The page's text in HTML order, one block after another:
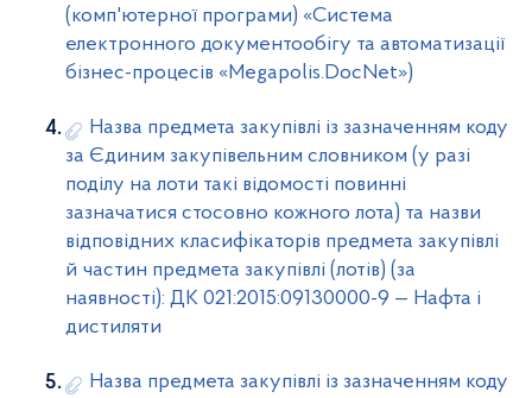
(комп'ютерної програми) «Система
електронного документообігу та автоматизації
бізнес-процесів «Меgароlis.DocNet»)
Назва предмета закупівлі із зазначенням коду
за Єдиним закупівельним словником (у разі
поділу на лоти такі відомості повинні
зазначатися стосовно кожного лота) та назви
відповідних класифікаторів предмета закупівлі
й частин предмета закупівлі (лотів) (за
наявності): ДК 021:2015:09130000-9 — Нафта і
дистиляти
Назва предмета закупівлі із зазначенням коду